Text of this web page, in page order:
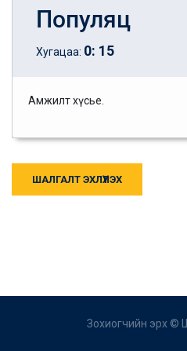
Популяц
Хугацаа: 0: 15
Амжилт хүсье.
ШАЛГАЛТ ЭХЛҮҮЛЭХ
Зохиогчийн эрх ©